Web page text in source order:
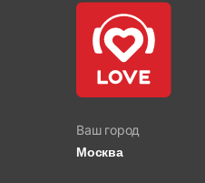
Ваш город
Москва